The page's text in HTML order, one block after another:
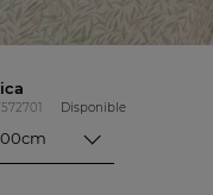
Disponible